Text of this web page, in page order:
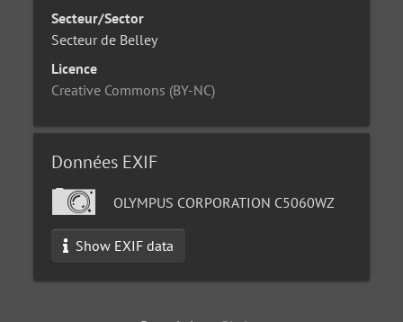
Secteur/Sector
Secteur de Belley
Licence
Creative Commons (BY-NC)
Données EXIF
OLYMPUS CORPORATION C5060WZ
Show EXIF data